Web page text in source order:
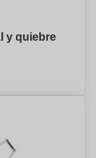
y quiebre